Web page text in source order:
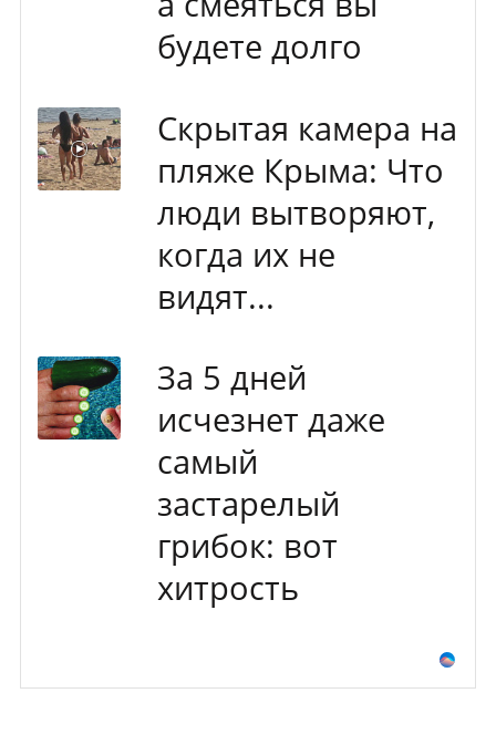
будете долго
Скрытая камера на
пляже Крыма: Что
люди вытворяют,
когда их не
видят...
За 5 дней
исчезнет даже
самый
застарелый
грибок: вот
хитрость